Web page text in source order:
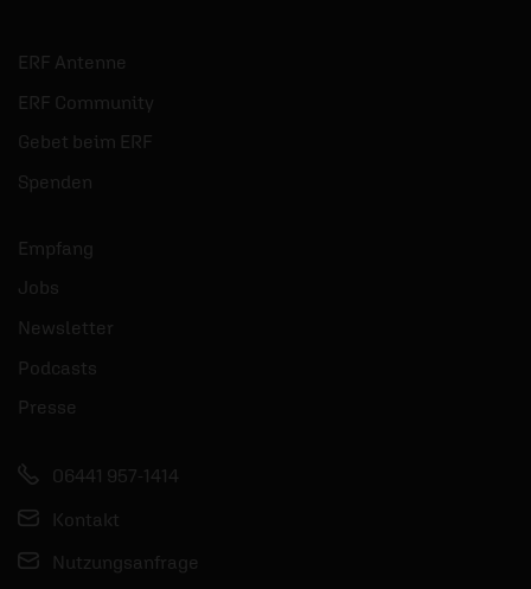
ERF Antenne
ERF Community
Gebet beim ERF
Spenden
Empfang
Jobs
Newsletter
Podcasts
Presse
06441 957-1414
Kontakt
Nutzungsanfrage